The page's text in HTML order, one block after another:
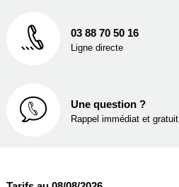
03 88 70 50 16
Ligne directe
Une question ?
Rappel immédiat et gratuit